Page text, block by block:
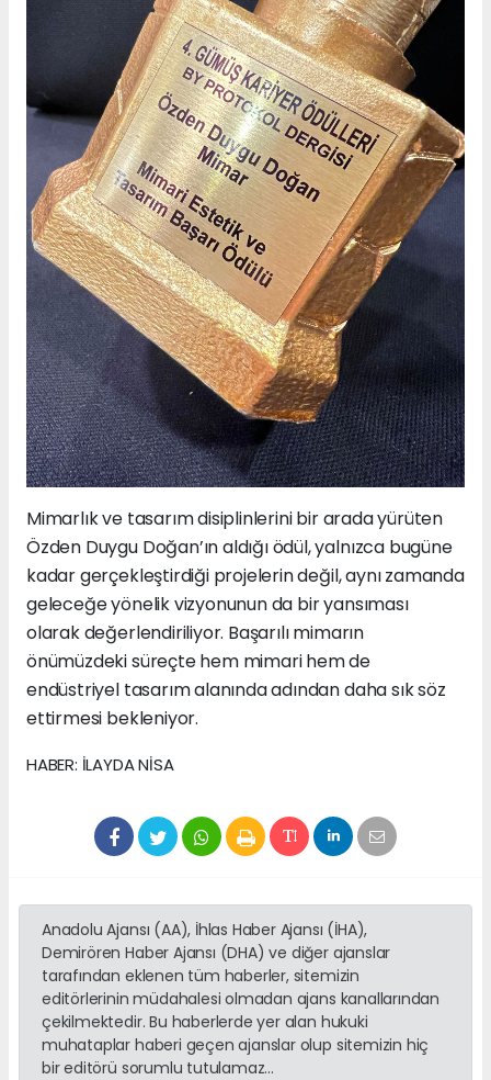
Mimarlık ve tasarım disiplinlerini bir arada yürüten
Özden Duygu Doğan’ın aldığı ödül, yalnızca bugüne
kadar gerçekleştirdiği projelerin değil, aynı zamanda
geleceğe yönelik vizyonunun da bir yansıması
olarak değerlendiriliyor. Başarılı mimarın
önümüzdeki süreçte hem mimari hem de
endüstriyel tasarım alanında adından daha sık söz
ettirmesi bekleniyor.
HABER: İLAYDA NİSA
Anadolu Ajansı (AA), İhlas Haber Ajansı (İHA),
Demirören Haber Ajansı (DHA) ve diğer ajanslar
tarafından eklenen tüm haberler, sitemizin
editörlerinin müdahalesi olmadan ajans kanallarından
çekilmektedir. Bu haberlerde yer alan hukuki
muhataplar haberi geçen ajanslar olup sitemizin hiç
bir editörü sorumlu tutulamaz...